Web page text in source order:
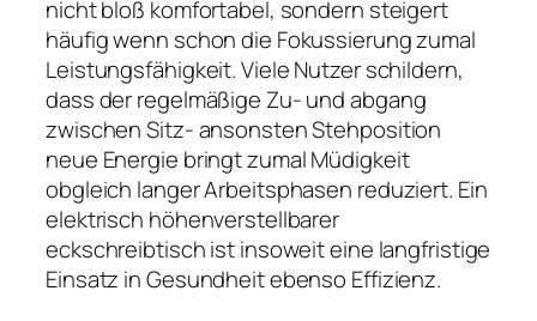
nicht bloß komfortabel, sondern steigert
häufig wenn schon die Fokussierung zumal
Leistungsfähigkeit. Viele Nutzer schildern,
dass der regelmäßige Zu- und abgang
zwischen Sitz- ansonsten Stehposition
neue Energie bringt zumal Müdigkeit
obgleich langer Arbeitsphasen reduziert. Ein
elektrisch höhenverstellbarer
eckschreibtisch ist insoweit eine langfristige
Einsatz in Gesundheit ebenso Effizienz.